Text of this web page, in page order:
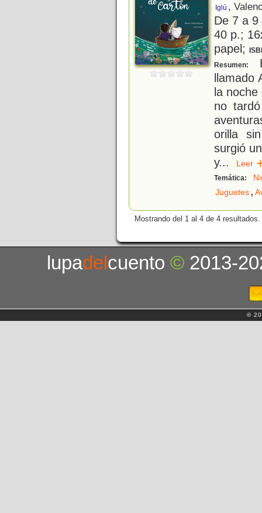
Iglú ,
De 7 a
40 p.;
papel;
Resumen:
llamado
la
no
orilla
surgió
y...
Temática:
Juguetes,
Mostrando del 1 al 4 de 4 resultados.
lupadelcuento© 2013-
©